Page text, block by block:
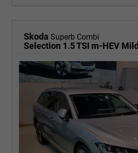
Skoda Superb Combi